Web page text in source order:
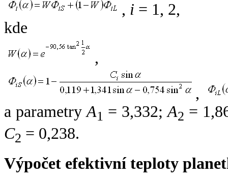
, i = 1, 2,
kde
,
,
a parametryA1 = 3,332;A2 =
C2 = 0,238.
Výpočet efektivní teploty